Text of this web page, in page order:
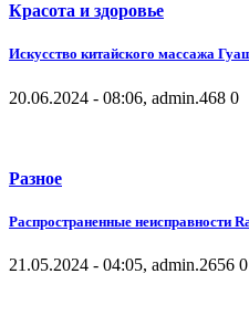
Красота и здоровье
Искусство китайского массажа
20.06.2024 - 08:06, admin.468 0
Разное
Распространенные неисправности
21.05.2024 - 04:05, admin.2656 0